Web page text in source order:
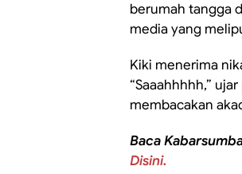
berumah tangga
media yang
Kiki menerima
“Saaahhhhh,”
membacakan
Baca
Disini.